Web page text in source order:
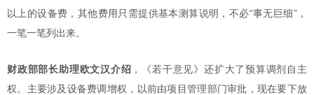
以上的设备费，其他费用只需提供基本测算说明，不必“事无巨细”，
一笔一笔列出来。
财政部部长助理欧文汉介绍 ，《若干意见》还扩大了预算调剂自主
权。主要涉及设备费调增权，以前由项目管理部门审批，现在要下放